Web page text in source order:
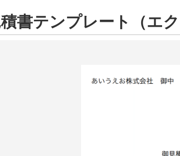
積書テンプレート（エ